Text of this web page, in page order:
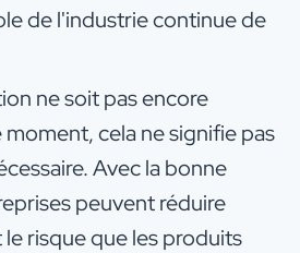
de l'industrie continue de
ne soit pas encore
cela ne signifie pas
Avec la bonne
peuvent réduire
risque que les produits